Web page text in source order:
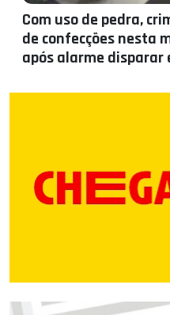
Com uso de pedra,
de confecções nesta
após alarme disparar